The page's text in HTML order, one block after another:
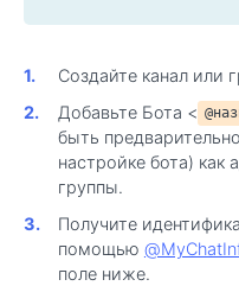
Создайте канал или
Добавьте Бота <
быть
настройке бота) как
группы.
Получите
помощью
поле ниже.